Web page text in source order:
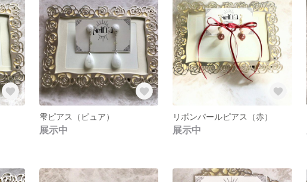
雫ピアス（ピュア）
展示中
リボンパールピアス（赤）
展示中